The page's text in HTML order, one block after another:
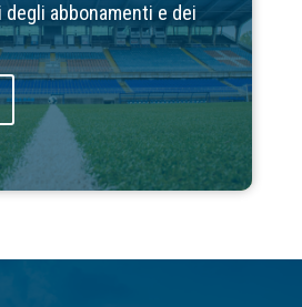
abbonamenti e dei